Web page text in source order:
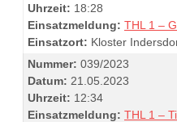
Uhrzeit: 18:28
Einsatzmeldung: THL 1 –
Einsatzort: Kloster
Nummer: 039/2023
Datum: 21.05.2023
Uhrzeit: 12:34
Einsatzmeldung: THL 1 –